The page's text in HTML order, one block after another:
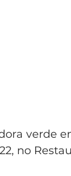
verde
no